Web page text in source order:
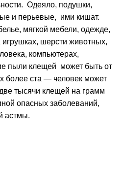
Одеяло, подушки,
и перьевые, ими кишат.
мягкой мебели, одежде,
игрушках, шерсти животных,
компьютерах,
пыли клещей может быть от
более ста — человек может
тысячи клещей на грамм
опасных заболеваний,
астмы.